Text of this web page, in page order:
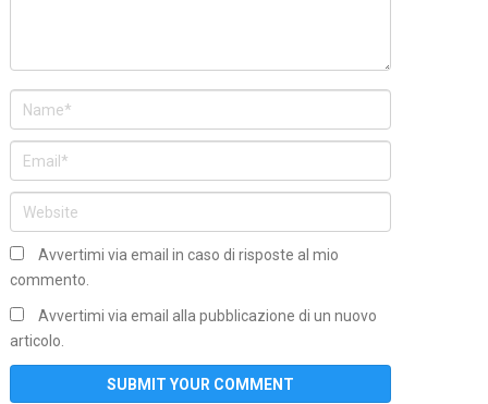
Avvertimi via email in caso di risposte al mio
commento.
Avvertimi via email alla pubblicazione di un nuovo
articolo.